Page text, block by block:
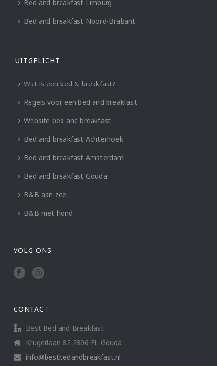
Bed and breakfast Limburg
Bed and breakfast Noord-Brabant
UITGELICHT
Wat is een bed & breakfast?
Regels voor een bed and breakfast
Website bed and breakfast
Bed and breakfast Achterhoek
Bed and breakfast Amsterdam
Bed and breakfast Gouda
B&B aan zee
B&B met hond
VOLG ONS
CONTACT
Best Bed and Breakfast
Krugerlaan 82 2806 EL Gouda
info@bestbedandbreakfast.nl